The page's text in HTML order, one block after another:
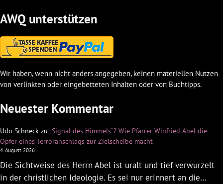
AWQ unterstützen
Wir haben, wenn nicht anders angegeben, keinen materiellen Nutzen
von verlinkten oder eingebetteten Inhalten oder von Buchtipps.
Neuester Kommentar
Udo Schneck zu „Signal des Himmels“? Wie Pfarrer Winfried Abel die
Opfer eines Terroranschlags zur Zielscheibe macht
4. August 2026
Die Sichtweise des Herrn Abel ist uralt und tief verwurzelt
in der christlichen Ideologie. Es sei nur erinnert an die…